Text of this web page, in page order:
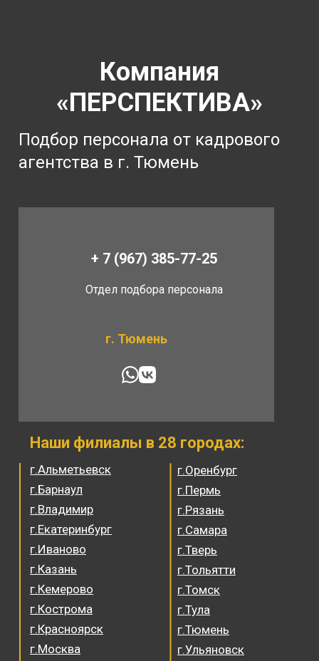
г.Оренбург
г.Пермь
г.Рязань
г.Самара
г.Тверь
г.Тольятти
г.Томск
г.Тула
г.Тюмень
г.Ульяновск
г.Альметьевск
г.Барнаул
г.Владимир
г.Екатеринбург
г.Иваново
г.Казань
г.Кемерово
г.Кострома
г.Красноярск
г.Москва
Наши филиалы в 28 городах:
Отдел подбора персонала
+ 7 (967) 385-77-25
г. Тюмень
Подбор персонала от кадрового
агентства в г. Тюмень
Компания
«ПЕРСПЕКТИВА»